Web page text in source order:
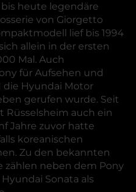
bis heute legendäre
von Giorgetto
lief bis 1994
allein in der ersten
Mal. Auch
für Aufsehen und
die Hyundai Motor
gerufen wurde. Seit
Rüsselsheim auch ein
Jahre zuvor hatte
koreanischen
Zu den bekannten
zählen neben dem Pony
Sonata als